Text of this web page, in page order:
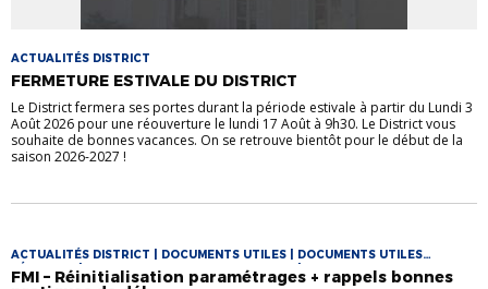
ACTUALITÉS DISTRICT
FERMETURE ESTIVALE DU DISTRICT
Le District fermera ses portes durant la période estivale à partir du Lundi 3
Août 2026 pour une réouverture le lundi 17 Août à 9h30. Le District vous
souhaite de bonnes vacances. On se retrouve bientôt pour le début de la
saison 2026-2027 !
ACTUALITÉS DISTRICT | DOCUMENTS UTILES | DOCUMENTS UTILES
FÉMININES | DOCUMENTS UTILES FOOT LOISIR | DOCUMENTS UTILES
FUTSAL | VIE DES CLUBS
FMI – Réinitialisation paramétrages + rappels bonnes